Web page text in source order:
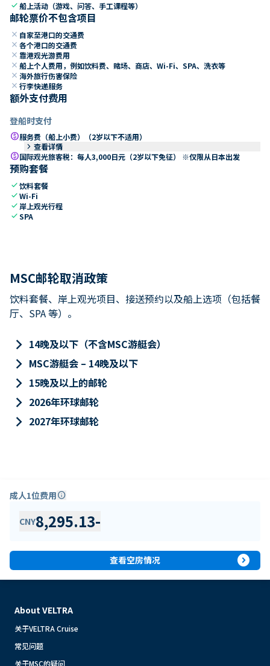
check船上活动（游戏、问答、手工课程等）
邮轮票价不包含项目
close 自家至港口的交通费
close 各个港口的交通费
close 靠港观光游费用
close 船上个人费用，例如饮料费、赌场、商店、Wi-Fi、SPA、洗衣等
close 海外旅行伤害保险
close 行李快递服务
额外支付费用
登船时支付
paid服务费（船上小费）（2岁以下不适用）
keyboard_arrow_right 查看详情
paid国际观光旅客税：每人3,000日元（2岁以下免征） ※仅限从日本出发
预购套餐
check饮料套餐
checkWi-Fi
check 岸上观光行程
checkSPA
MSC邮轮取消政策
饮料套餐、岸上观光项目、接送预约以及船上选项（包括餐
厅、SPA 等）。
keyboard_arrow_right 14晚及以下（不含MSC游艇会）
keyboard_arrow_right MSC游艇会 – 14晚及以下
keyboard_arrow_right 15晚及以上的邮轮
keyboard_arrow_right 2026年环球邮轮
keyboard_arrow_right 2027年环球邮轮
成人1位费用info
CNY8,295.13-
查看空房情况 expand_circle_right
About VELTRA
关于VELTRA Cruise
常见问题
关于MSC的疑问